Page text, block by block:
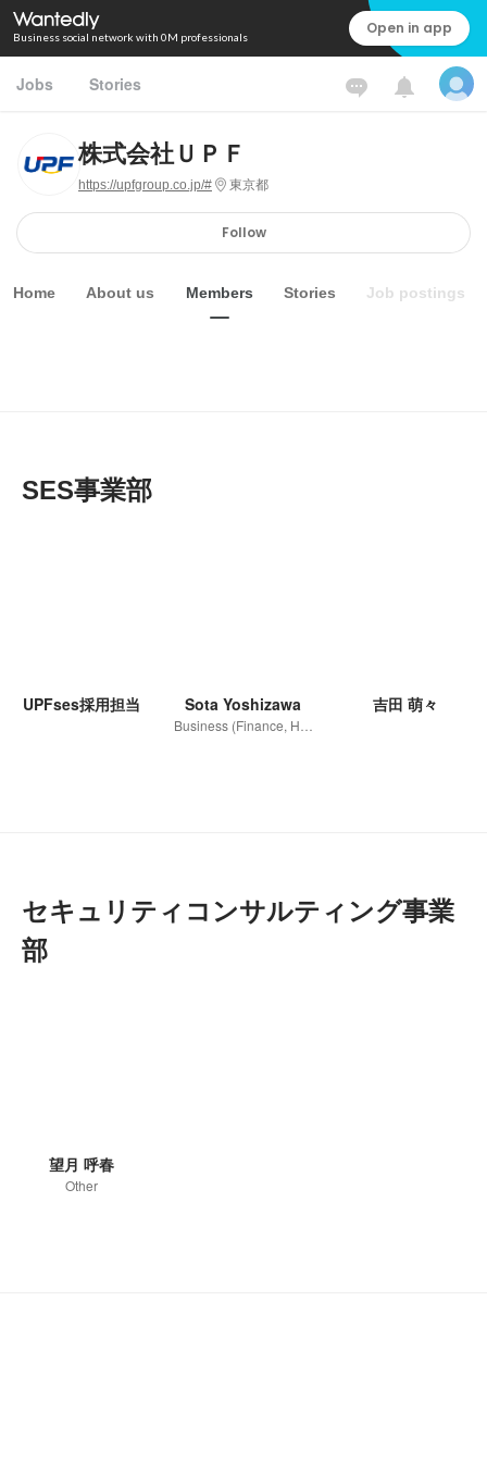
Business social network with 0M professionals Open in app
Jobs Stories
株式会社ＵＰＦ
https://upfgroup.co.jp/# 東京都
Follow
Home About us Members Stories Job postings
SES事業部
UPFses採用担当 Sota Yoshizawa 吉田 萌々
セキュリティコンサルティング事業
部
望月 呼春
Other